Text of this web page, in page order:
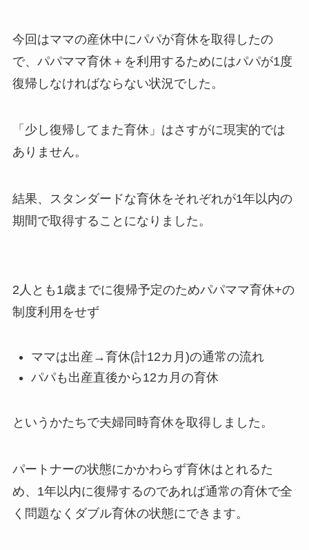
今回はママの産休中にパパが育休を取得したの
で、パパママ育休＋を利用するためにはパパが1度
復帰しなければならない状況でした。
「少し復帰してまた育休」はさすがに現実的では
ありません。
結果、スタンダードな育休をそれぞれが1年以内の
期間で取得することになりました。
2人とも1歳までに復帰予定のためパパママ育休+の
制度利用をせず
ママは出産→育休(計12カ月)の通常の流れ
パパも出産直後から12カ月の育休
というかたちで夫婦同時育休を取得しました。
パートナーの状態にかかわらず育休はとれるた
め、1年以内に復帰するのであれば通常の育休で全
く問題なくダブル育休の状態にできます。